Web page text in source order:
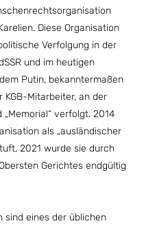
Diese Organisation
Verfolgung in der
und im heutigen
Putin, bekanntermaßen
KGB-Mitarbeiter, an der
verfolgt. 2014
als „ausländischer
2021 wurde sie durch
Gerichtes endgültig
sind eines der üblichen